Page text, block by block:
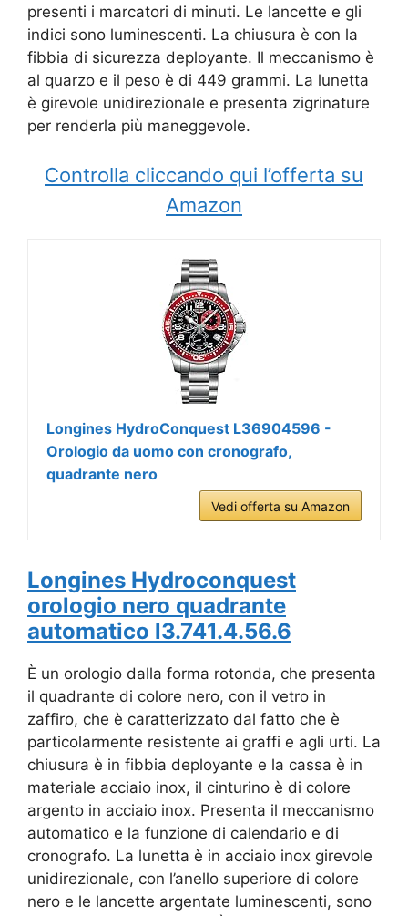
presenti i marcatori di minuti. Le lancette e gli
indici sono luminescenti. La chiusura è con la
fibbia di sicurezza deployante. Il meccanismo è
al quarzo e il peso è di 449 grammi. La lunetta
è girevole unidirezionale e presenta zigrinature
per renderla più maneggevole.
Controlla cliccando qui l’offerta su
Amazon
Longines HydroConquest L36904596 -
Orologio da uomo con cronografo,
quadrante nero
Vedi offerta su Amazon
Longines Hydroconquest
orologio nero quadrante
automatico l3.741.4.56.6
È un orologio dalla forma rotonda, che presenta
il quadrante di colore nero, con il vetro in
zaffiro, che è caratterizzato dal fatto che è
particolarmente resistente ai graffi e agli urti. La
chiusura è in fibbia deployante e la cassa è in
materiale acciaio inox, il cinturino è di colore
argento in acciaio inox. Presenta il meccanismo
automatico e la funzione di calendario e di
cronografo. La lunetta è in acciaio inox girevole
unidirezionale, con l’anello superiore di colore
nero e le lancette argentate luminescenti, sono